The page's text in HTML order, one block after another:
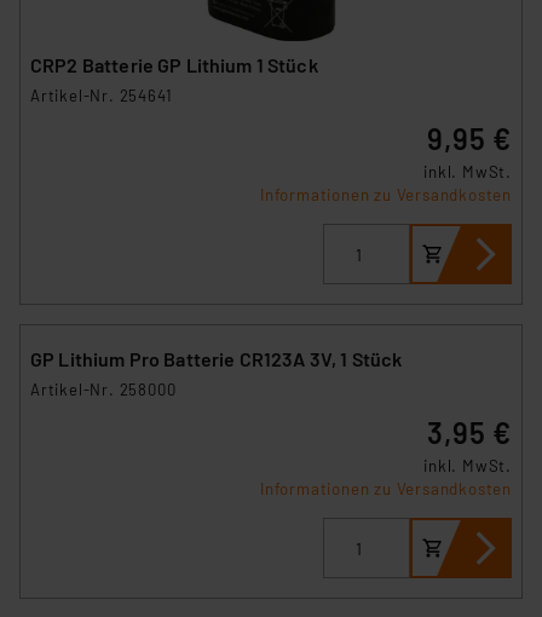
CRP2 Batterie GP Lithium 1 Stück
Artikel-Nr. 254641
9,95 €
inkl. MwSt.
Informationen zu Versandkosten
GP Lithium Pro Batterie CR123A 3V, 1 Stück
Artikel-Nr. 258000
3,95 €
inkl. MwSt.
Informationen zu Versandkosten